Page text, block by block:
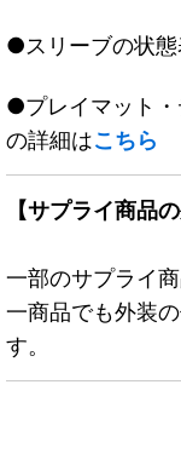
●スリーブの状
●プレイマット・
の詳細はこちら
【サプライ商品
一部のサプライ
一商品でも外装
す。